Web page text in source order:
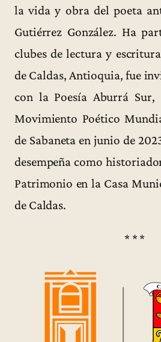
la vida y obra del poeta
Gutiérrez González. Ha
clubes de lectura y
de Caldas, Antioquia, fue
con la Poesía Aburrá Sur,
Movimiento Poético
de Sabaneta en junio de
desempeña como
Patrimonio en la Casa
de Caldas.
* * *